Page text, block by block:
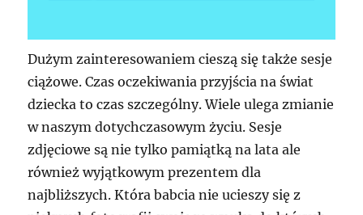
Dużym zainteresowaniem cieszą się także sesje
ciążowe. Czas oczekiwania przyjścia na świat
dziecka to czas szczególny. Wiele ulega zmianie
w naszym dotychczasowym życiu. Sesje
zdjęciowe są nie tylko pamiątką na lata ale
również wyjątkowym prezentem dla
najbliższych. Która babcia nie ucieszy się z